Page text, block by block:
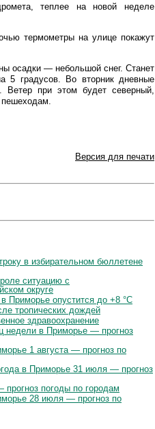
теплее на новой неделе
термометры на улице покажут
осадки — небольшой снег. Станет
градусов. Во вторник дневные
при этом будет северный,
Версия для печати
в избирательном бюллетене
ситуацию с
округе
Приморье опустится до +8 °C
тропических дождей
здравоохранение
недели в Приморье — прогноз
1 августа — прогноз по
в Приморье 31 июля — прогноз
погоды по городам
28 июля — прогноз по